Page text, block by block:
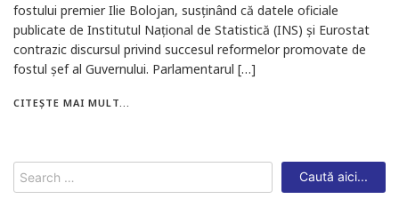
fostului premier Ilie Bolojan, susținând că datele oficiale
publicate de Institutul Național de Statistică (INS) și Eurostat
contrazic discursul privind succesul reformelor promovate de
fostul șef al Guvernului. Parlamentarul […]
CITEȘTE MAI MULT...
Search
for: